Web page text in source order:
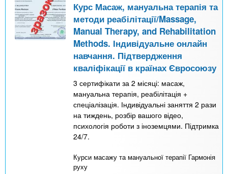
Курс Масаж, мануальна терапія та
методи реабілітації/Massage,
Manual Therapy, and Rehabilitation
Methods. Індивідуальне онлайн
навчання. Підтвердження
кваліфікації в країнах Євросоюзу
3 сертифікати за 2 місяці: масаж,
мануальна терапія, реабілітація +
спеціалізація. Індивідуальні заняття 2 рази
на тиждень, розбір вашого відео,
психологія роботи з іноземцями. Підтримка
24/7.
Курси масажу та мануальної терапії Гармонія
руху